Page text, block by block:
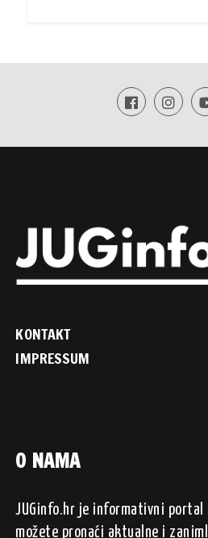
KONTAKT
IMPRESSUM
O NAMA
JUGinfo.hr je informativni portal
možete pronaći aktualne i